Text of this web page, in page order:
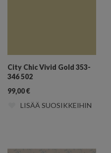
City Chic Vivid Gold 353-
346 502
99,00€
LISÄÄ SUOSIKKEIHIN